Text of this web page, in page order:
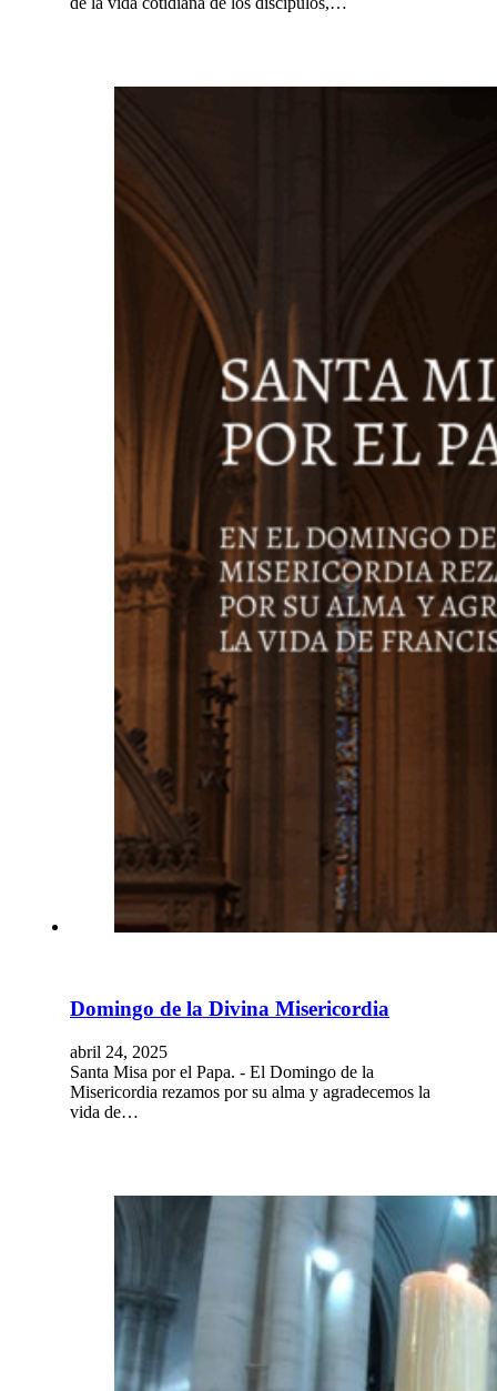
Domingo de la Divina Misericordia
abril 24, 2025
Santa Misa por el Papa. - El Domingo de la
Misericordia rezamos por su alma y agradecemos la
vida de…